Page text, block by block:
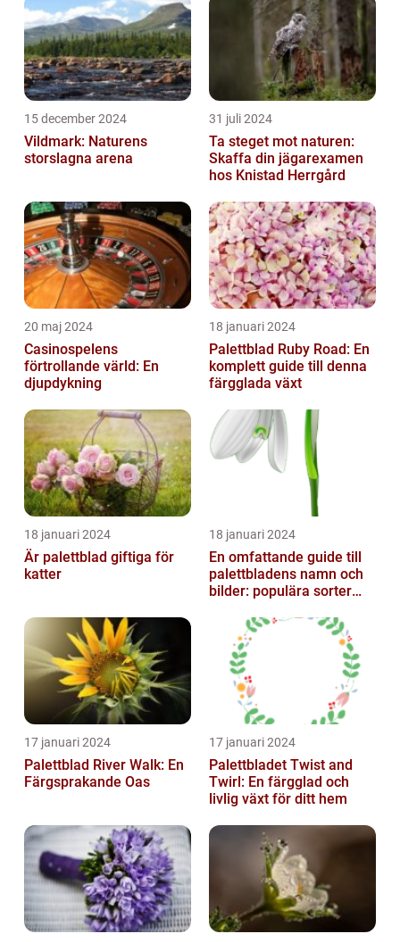
15 december 2024
Vildmark: Naturens
storslagna arena
31 juli 2024
Ta steget mot naturen:
Skaffa din jägarexamen
hos Knistad Herrgård
20 maj 2024
Casinospelens
förtrollande värld: En
djupdykning
18 januari 2024
Palettblad Ruby Road: En
komplett guide till denna
färgglada växt
18 januari 2024
Är palettblad giftiga för
katter
18 januari 2024
En omfattande guide till
palettbladens namn och
bilder: populära sorter
17 januari 2024
Palettblad River Walk: En
Färgsprakande Oas
17 januari 2024
Palettbladet Twist and
Twirl: En färgglad och
livlig växt för ditt hem